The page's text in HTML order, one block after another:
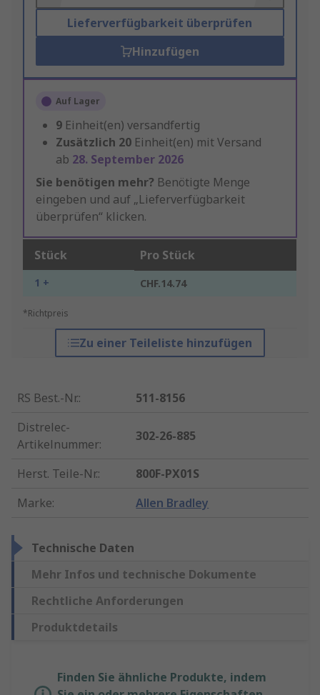
Lieferverfügbarkeit überprüfen
Hinzufügen
Auf Lager
9 Einheit(en) versandfertig
Zusätzlich 20 Einheit(en) mit Versand
ab 28. September 2026
Sie benötigen mehr? Benötigte Menge
eingeben und auf „Lieferverfügbarkeit
überprüfen“ klicken.
Stück Pro Stück
1 + CHF.14.74
*Richtpreis
Zu einer Teileliste hinzufügen
RS Best.-Nr.:
511-8156
Distrelec-
Artikelnummer:
302-26-885
Herst. Teile-Nr.:
800F-PX01S
Marke: Allen Bradley
Technische Daten
Mehr Infos und technische Dokumente
Rechtliche Anforderungen
Produktdetails
Finden Sie ähnliche Produkte, indem